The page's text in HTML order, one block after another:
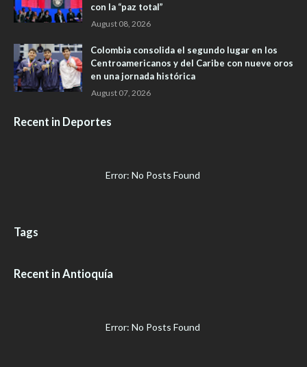
con la “paz total”
August 08, 2026
Colombia consolida el segundo lugar en los
Centroamericanos y del Caribe con nueve oros
en una jornada histórica
August 07, 2026
Recent in Deportes
Error: No Posts Found
Tags
Recent in Antioquía
Error: No Posts Found